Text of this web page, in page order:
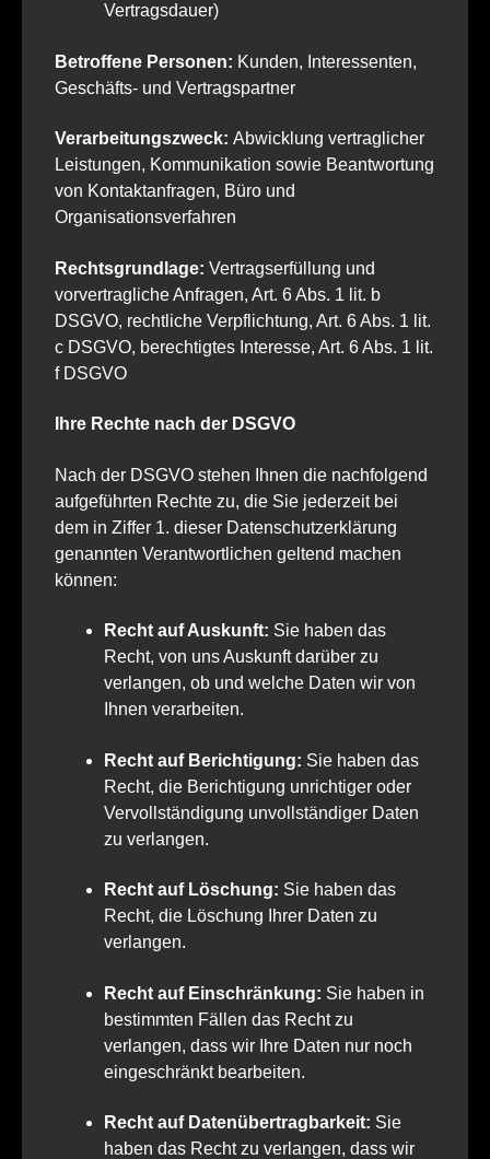
Vertragsdauer)
Betroffene Personen: Kunden, Interessenten,
Geschäfts- und Vertragspartner
Verarbeitungszweck: Abwicklung vertraglicher
Leistungen, Kommunikation sowie Beantwortung
von Kontaktanfragen, Büro und
Organisationsverfahren
Rechtsgrundlage: Vertragserfüllung und
vorvertragliche Anfragen, Art. 6 Abs. 1 lit. b
DSGVO, rechtliche Verpflichtung, Art. 6 Abs. 1 lit.
c DSGVO, berechtigtes Interesse, Art. 6 Abs. 1 lit.
f DSGVO
Ihre Rechte nach der DSGVO
Nach der DSGVO stehen Ihnen die nachfolgend
aufgeführten Rechte zu, die Sie jederzeit bei
dem in Ziffer 1. dieser Datenschutzerklärung
genannten Verantwortlichen geltend machen
können:
Recht auf Auskunft: Sie haben das
Recht, von uns Auskunft darüber zu
verlangen, ob und welche Daten wir von
Ihnen verarbeiten.
Recht auf Berichtigung: Sie haben das
Recht, die Berichtigung unrichtiger oder
Vervollständigung unvollständiger Daten
zu verlangen.
Recht auf Löschung: Sie haben das
Recht, die Löschung Ihrer Daten zu
verlangen.
Recht auf Einschränkung: Sie haben in
bestimmten Fällen das Recht zu
verlangen, dass wir Ihre Daten nur noch
eingeschränkt bearbeiten.
Recht auf Datenübertragbarkeit: Sie
haben das Recht zu verlangen, dass wir